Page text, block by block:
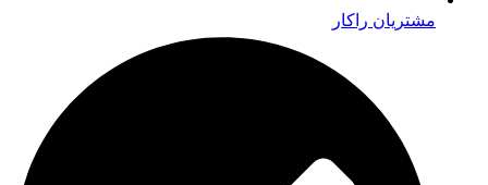
مشتریان راکار